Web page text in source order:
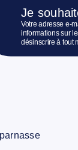
Je
Votre adresse e-
informations sur
désinscrire à tout